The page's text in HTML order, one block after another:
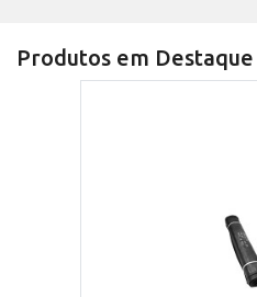
Produtos em Destaque